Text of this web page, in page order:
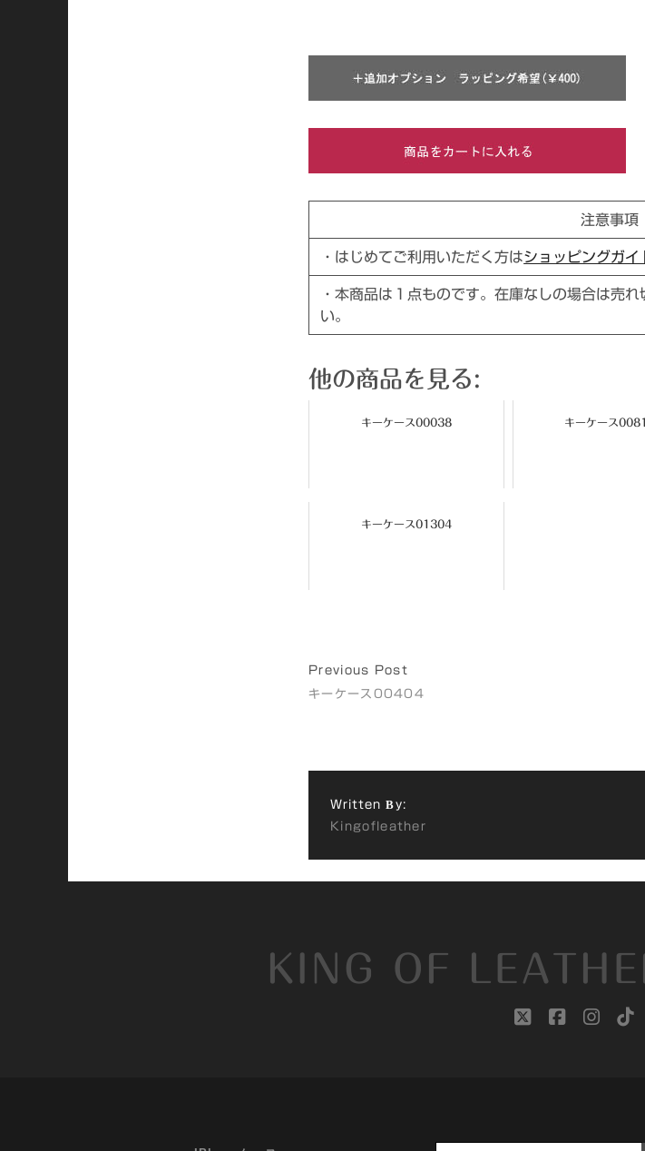
注意事項
・はじめてご利用いただく方はショッピングガイ
・本商品は１点ものです。在庫なしの場合は売
い。
他の商品を見る:
キーケース00038 キーケース
キーケース01304
Previous Post
キーケース00404
Written By:
Kingofleather
KING OF
twitterfacebook